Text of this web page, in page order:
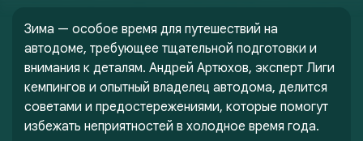
Зима — особое время для путешествий на
автодоме, требующее тщательной подготовки и
внимания к деталям. Андрей Артюхов, эксперт Лиги
кемпингов и опытный владелец автодома, делится
советами и предостережениями, которые помогут
избежать неприятностей в холодное время года.